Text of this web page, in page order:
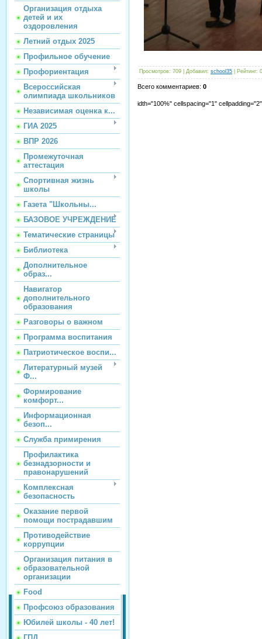
Организация отдыха
детей и их
оздоровления
Летний отдых 2025
Профильное обучение
Профориентация
Всероссийская
олимпиада школьников
Независимая оценка к...
ГИА 2025
ВПР 2026
Промежуточная
аттестация
Спортивная жизнь
школы
Газета "Школьны...
БАЗОВОЕ УЧРЕЖДЕНИЕ
Тематические страницы
Библиотека
Дополнительное
образ...
Навигатор
дополнительного
образования
Разговоры о важном
Программа воспитания
Патриотическое воспи...
Литературный музей
Ф...
Формирование
комфорт...
Информационная
безоп...
Служба примирения
Профилактика
безнадзорности и
правонарушений
Комплексная
безопасность
Оказание первой
помощи пострадавшим
Противодействие
коррупции
Организация питания в
образовательной
организации
Food
Профсоюз образования
Юбилей школы - 40 лет!
Просмотров: 709 Добавил: school35 Рейтинг:
Всего комментариев: 0
idth="100%" cellspacing="1"